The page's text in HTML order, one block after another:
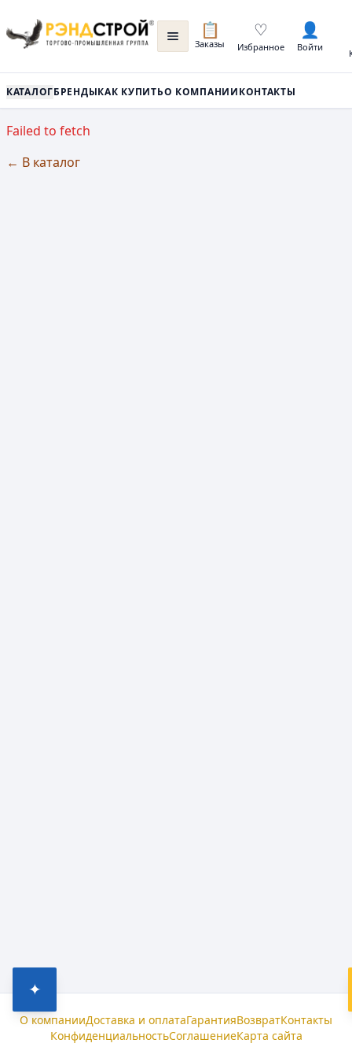
📋
Заказы
♡
Избранное
👤
Войти
КАТАЛОГБРЕНДЫКАК КУПИТЬО КОМПАНИИКОНТАКТЫ
Failed to fetch
← В каталог
✦
О компанииДоставка и оплатаГарантияВозвратКонтакты
КонфиденциальностьСоглашениеКарта сайта